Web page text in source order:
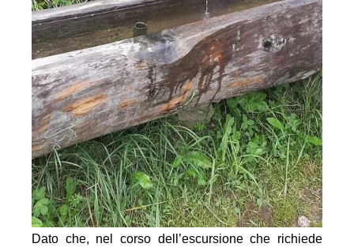
Dato che, nel corso dell’escursione che richiede